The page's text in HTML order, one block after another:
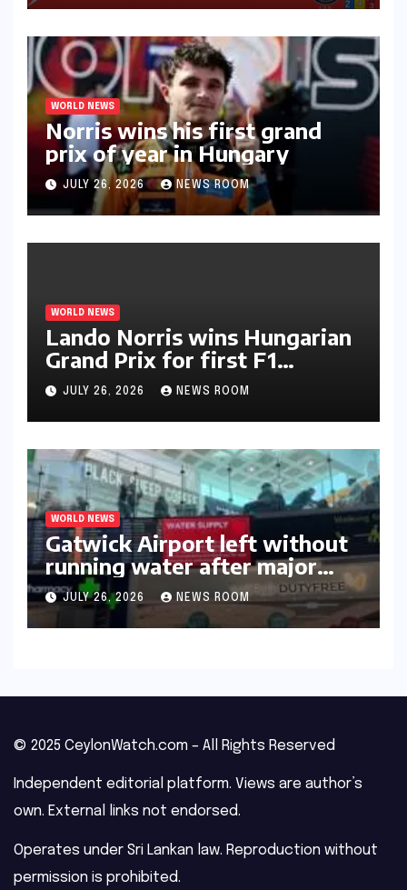
WORLD NEWS
Norris wins his first grand
prix of year in Hungary​​
JULY 26, 2026 NEWS ROOM
WORLD NEWS
Lando Norris wins Hungarian
Grand Prix for first F1
triumph in 2026​​
JULY 26, 2026 NEWS ROOM
WORLD NEWS
Gatwick Airport left without
running water after major
outage​​
JULY 26, 2026 NEWS ROOM
© 2025 CeylonWatch.com – All Rights Reserved
Independent editorial platform. Views are author’s
own. External links not endorsed.
Operates under Sri Lankan law. Reproduction without
permission is prohibited.